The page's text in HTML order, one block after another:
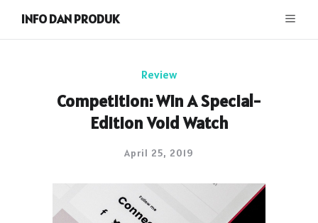
INFO DAN PRODUK
Review
Competition: Win A Special-
Edition Void Watch
April 25, 2019